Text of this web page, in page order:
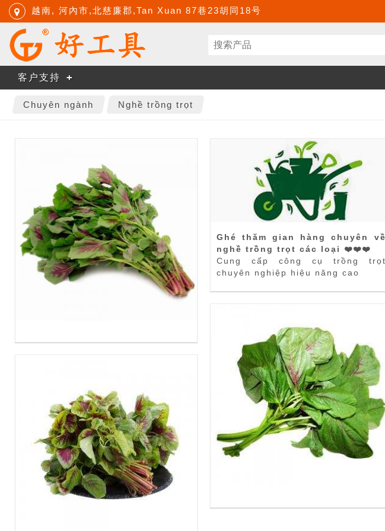
越南, 河內市,北慈廉郡,Tan Xuan 87巷23胡同18号
客户支持
Chuyên ngành Nghề trồng trọt
Ghé thăm gian hàng chuyên về
nghề trồng trọt các loại ❤️❤️❤️
Cung cấp công cụ trồng trọt
chuyên nghiệp hiệu năng cao